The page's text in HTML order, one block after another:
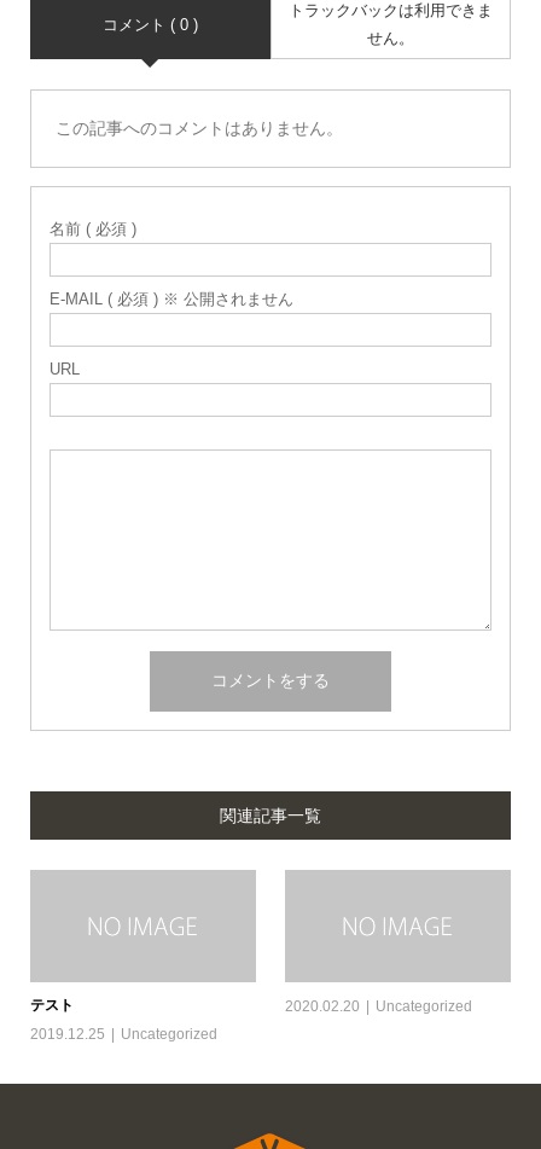
コメント ( 0 )
トラックバックは利用できま
せん。
この記事へのコメントはありません。
名前 ( 必須 )
E-MAIL ( 必須 ) ※ 公開されません
URL
関連記事一覧
テスト
2019.12.25
Uncategorized
2020.02.20 Uncategorized